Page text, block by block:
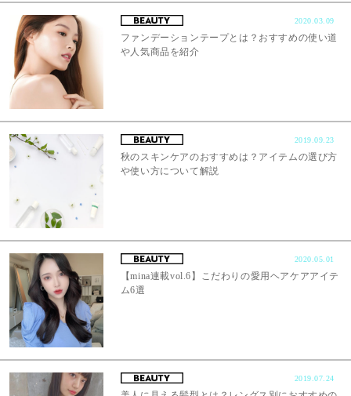
2020.03.09
ファンデーションテープとは？おすすめの使い道
や人気商品を紹介
2019.09.23
秋のスキンケアのおすすめは？アイテムの選び方
や使い方について解説
2020.05.01
【mina連載vol.6】こだわりの愛用ヘアケアアイテ
ム6選
2019.07.24